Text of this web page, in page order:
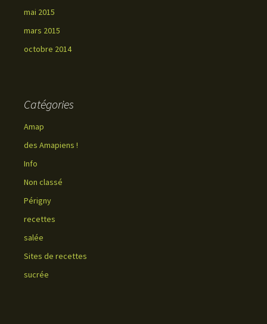
mai 2015
mars 2015
octobre 2014
Catégories
Amap
des Amapiens !
Info
Non classé
Périgny
recettes
salée
Sites de recettes
sucrée